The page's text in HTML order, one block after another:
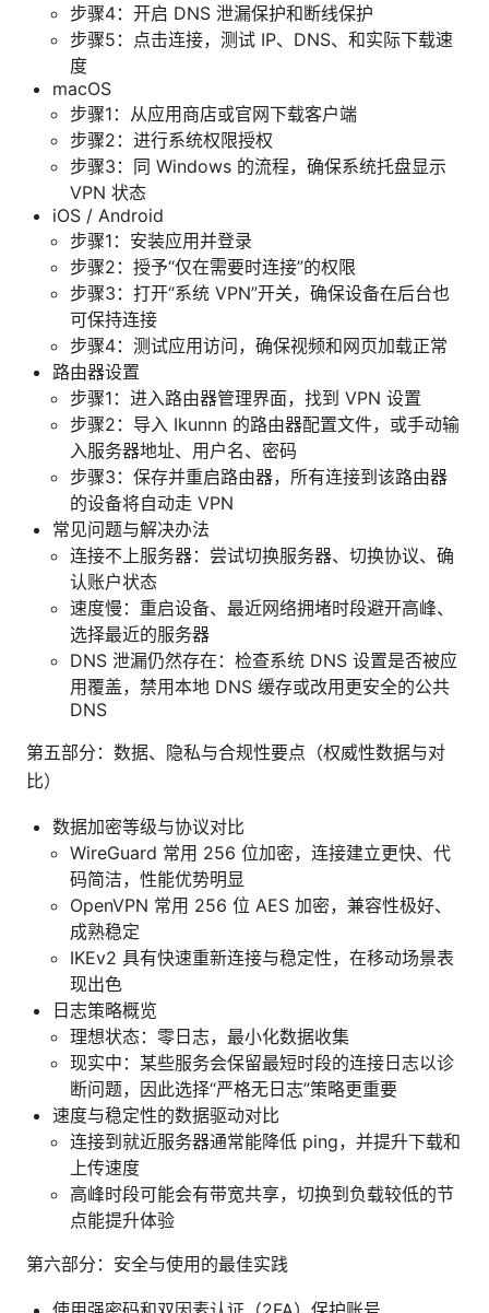
步骤4：开启 DNS 泄漏保护和断线保护
步骤5：点击连接，测试 IP、DNS、和实际下载速
度
macOS
步骤1：从应用商店或官网下载客户端
步骤2：进行系统权限授权
步骤3：同 Windows 的流程，确保系统托盘显示
VPN 状态
iOS / Android
步骤1：安装应用并登录
步骤2：授予“仅在需要时连接”的权限
步骤3：打开“系统 VPN”开关，确保设备在后台也
可保持连接
步骤4：测试应用访问，确保视频和网页加载正常
路由器设置
步骤1：进入路由器管理界面，找到 VPN 设置
步骤2：导入 Ikunnn 的路由器配置文件，或手动输
入服务器地址、用户名、密码
步骤3：保存并重启路由器，所有连接到该路由器
的设备将自动走 VPN
常见问题与解决办法
连接不上服务器：尝试切换服务器、切换协议、确
认账户状态
速度慢：重启设备、最近网络拥堵时段避开高峰、
选择最近的服务器
DNS 泄漏仍然存在：检查系统 DNS 设置是否被应
用覆盖，禁用本地 DNS 缓存或改用更安全的公共
DNS
第五部分：数据、隐私与合规性要点（权威性数据与对
比）
数据加密等级与协议对比
WireGuard 常用 256 位加密，连接建立更快、代
码简洁，性能优势明显
OpenVPN 常用 256 位 AES 加密，兼容性极好、
成熟稳定
IKEv2 具有快速重新连接与稳定性，在移动场景表
现出色
日志策略概览
理想状态：零日志，最小化数据收集
现实中：某些服务会保留最短时段的连接日志以诊
断问题，因此选择“严格无日志”策略更重要
速度与稳定性的数据驱动对比
连接到就近服务器通常能降低 ping，并提升下载和
上传速度
高峰时段可能会有带宽共享，切换到负载较低的节
点能提升体验
第六部分：安全与使用的最佳实践